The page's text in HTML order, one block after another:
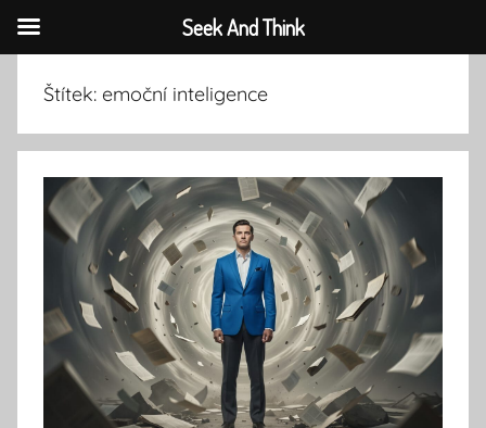
obsahu
Štítek: emoční inteligence
Seek And Think